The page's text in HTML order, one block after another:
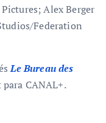
Alex Berger
Federation
Le Bureau des
CANAL+.